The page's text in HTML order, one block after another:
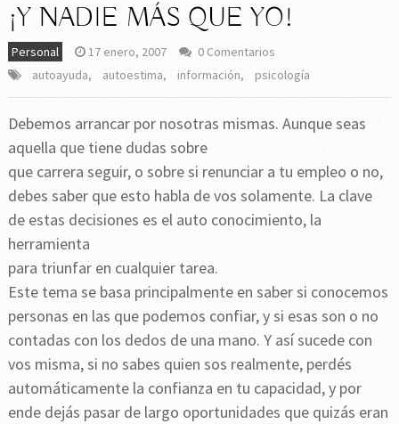
¡Y NADIE MÁS QUE YO!
Personal 17 enero, 2007
0 Comentarios
autoayuda, autoestima, información, psicología
Debemos arrancar por nosotras mismas. Aunque seas
aquella que tiene dudas sobre
que carrera seguir, o sobre si renunciar a tu empleo o no,
debes saber que esto habla de vos solamente. La clave
de estas decisiones es el auto conocimiento, la
herramienta
para triunfar en cualquier tarea.
Este tema se basa principalmente en saber si conocemos
personas en las que podemos confiar, y si esas son o no
contadas con los dedos de una mano. Y así sucede con
vos misma, si no sabes quien sos realmente, perdés
automáticamente la confianza en tu capacidad, y por
ende dejás pasar de largo oportunidades que quizás eran